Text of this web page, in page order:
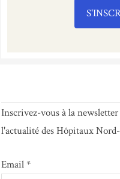
Inscrivez-vous à la
l'actualité des Hôpitaux
Email *